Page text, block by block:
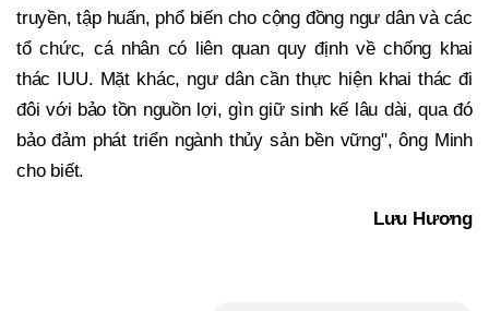
truyền, tập huấn, phổ biến cho cộng đồng ngư dân và các
tổ chức, cá nhân có liên quan quy định về chống khai
thác IUU. Mặt khác, ngư dân cần thực hiện khai thác đi
đôi với bảo tồn nguồn lợi, gìn giữ sinh kế lâu dài, qua đó
bảo đảm phát triển ngành thủy sản bền vững", ông Minh
cho biết.
Lưu Hương